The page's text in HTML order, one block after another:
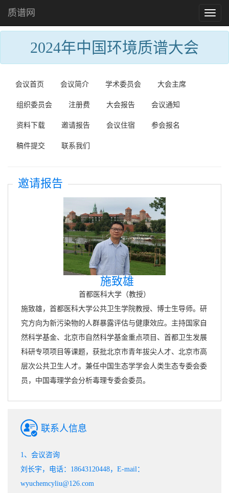
2024年中国环境质谱大会
Toggle
质谱网
会议首页 会议简介 学术委员会 大会主席
组织委员会 注册费 大会报告 会议通知
资料下载 邀请报告 会议住宿 参会报名
稿件提交 联系我们
邀请报告
施致雄
首都医科大学（教授）
施致雄，首都医科大学公共卫生学院教授、博士生导师。研
究方向为新污染物的人群暴露评估与健康效应。主持国家自
然科学基金、北京市自然科学基金重点项目、首都卫生发展
科研专项项目等课题，获批北京市青年拔尖人才、北京市高
层次公共卫生人才。兼任中国生态学学会人类生态专委会委
员，中国毒理学会分析毒理专委会委员。
联系人信息
1、会议咨询
刘长宇，电话：18643120448，E-mail：
wyuchemcyliu@126.com